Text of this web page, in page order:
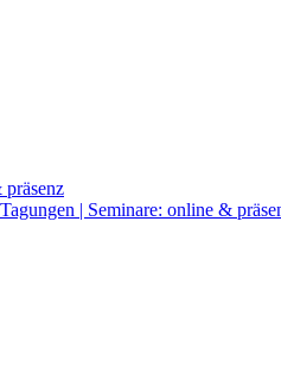
| Seminare: online &